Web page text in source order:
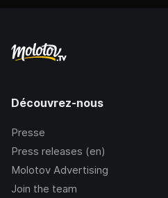
Découvrez-nous
Presse
Press releases (en)
Molotov Advertising
Join the team